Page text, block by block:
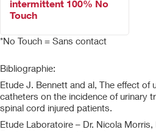
Fabriqué sans latex de caoutchouc
intermittent 100% No
Touch
*No Touch = Sans contact
Bibliographie:
Etude J. Bennett and al, The effect of
catheters on the incidence of urinary
spinal cord injured patients.
Etude Laboratoire – Dr. Nicola Morris,